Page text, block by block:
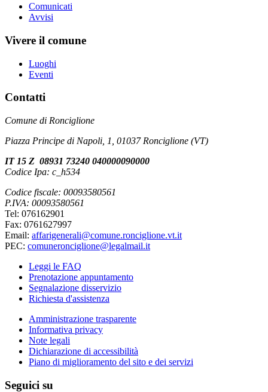
Comunicati
Avvisi
Vivere il comune
Luoghi
Eventi
Contatti
Comune di Ronciglione
Piazza Principe di Napoli, 1, 01037 Ronciglione (VT)
IT 15 Z 08931 73240 040000090000
Codice Ipa: c_h534
Codice fiscale: 00093580561
P.IVA: 00093580561
Tel: 076162901
Fax: 0761627997
Email: affarigenerali@comune.ronciglione.vt.it
PEC: comuneronciglione@legalmail.it
Leggi le FAQ
Prenotazione appuntamento
Segnalazione disservizio
Richiesta d'assistenza
Amministrazione trasparente
Informativa privacy
Note legali
Dichiarazione di accessibilità
Piano di miglioramento del sito e dei servizi
Seguici su